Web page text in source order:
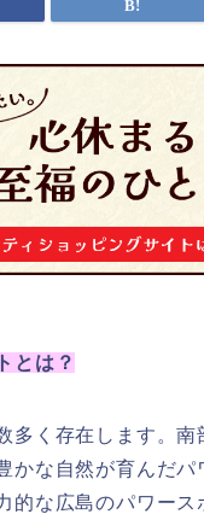
とは？
多く存在します。
かな自然が育んだ
的な広島のパワー